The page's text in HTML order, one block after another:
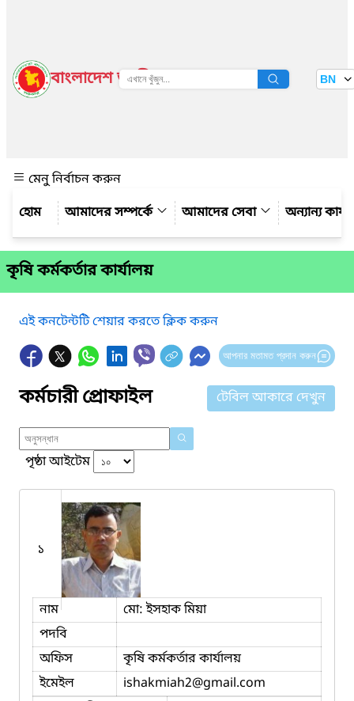
বাংলাদেশ জাতীয় তথ্য বাতায়ন BN
মেনু নির্বাচন করুন
আমাদের সম্পর্কে
আমাদের সেবা অন্যান্য
কৃষি কর্মকর্তার কার্যালয়
এই কনটেন্টটি শেয়ার করতে ক্লিক করুন
আপনার মতামত প্রদান করুন
কর্মচারী প্রোফাইল টেবিল আকারে দেখুন
পৃষ্ঠা আইটেম
১
নাম
মো: ইসহাক মিয়া
পদবি
অফিস
কৃষি কর্মকর্তার কার্যালয়
ইমেইল
ishakmiah2@gmail.com